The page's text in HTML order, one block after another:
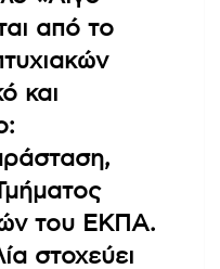
από το
και
του ΕΚΠΑ.
στοχεύει